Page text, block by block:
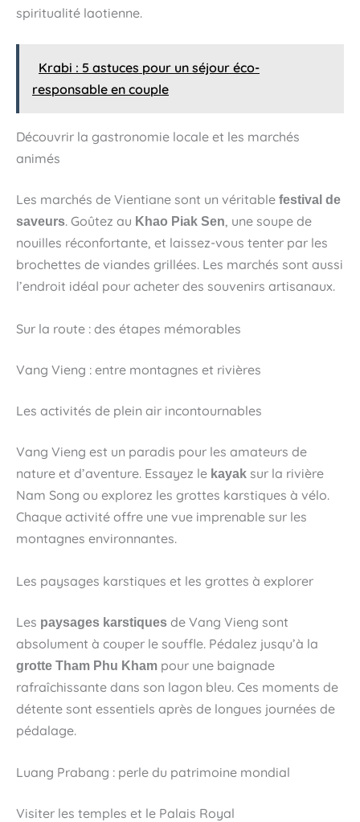
spiritualité laotienne.
Krabi : 5 astuces pour un séjour éco-
responsable en couple
Découvrir la gastronomie locale et les marchés
animés
Les marchés de Vientiane sont un véritable festival de
saveurs. Goûtez au Khao Piak Sen, une soupe de
nouilles réconfortante, et laissez-vous tenter par les
brochettes de viandes grillées. Les marchés sont aussi
l’endroit idéal pour acheter des souvenirs artisanaux.
Sur la route : des étapes mémorables
Vang Vieng : entre montagnes et rivières
Les activités de plein air incontournables
Vang Vieng est un paradis pour les amateurs de
nature et d’aventure. Essayez le kayak sur la rivière
Nam Song ou explorez les grottes karstiques à vélo.
Chaque activité offre une vue imprenable sur les
montagnes environnantes.
Les paysages karstiques et les grottes à explorer
Les paysages karstiques de Vang Vieng sont
absolument à couper le souffle. Pédalez jusqu’à la
grotte Tham Phu Kham pour une baignade
rafraîchissante dans son lagon bleu. Ces moments de
détente sont essentiels après de longues journées de
pédalage.
Luang Prabang : perle du patrimoine mondial
Visiter les temples et le Palais Royal